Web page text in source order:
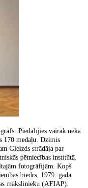
Piedalījies vairāk nekā
170 medaļu. Dzimis
Gleizds strādāja par
pētniecības institūtā.
fotogrāfijām. Kopš
biedrs. 1979. gadā
mākslinieku (AFIAP).